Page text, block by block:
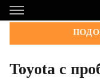
Toyota с